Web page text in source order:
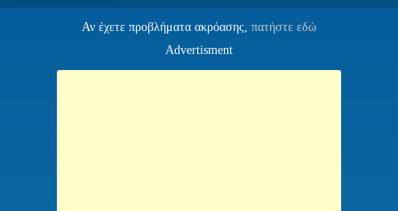
Αν έχετε προβλήματα ακρόασης, πατήστε εδώ
Advertisment